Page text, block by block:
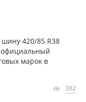
420/85 R38
марок в
382